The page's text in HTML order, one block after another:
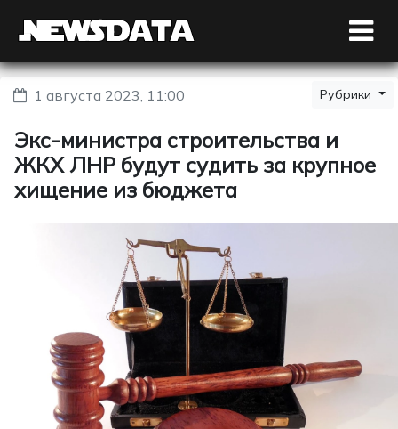
1 августа 2023, 11:00 Рубрики
Экс-министра строительства и
ЖКХ ЛНР будут судить за крупное
хищение из бюджета